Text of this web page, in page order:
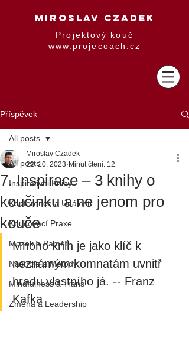
MIROSLAV CZADEK
Projektový kouč
www.projecoach.cz
Příspěvek
All posts
Inspirativni Knihy
Konference a Události
Koučovací Praxe
Mozek a Paměť
Nástroje a Metody
Mindfulness a Trans
Změna a Leadership
All posts
7. Inspirace – 3 knihy o
koučinku a ne jenom pro
kouče
Miroslav Czadek
22. 10. 2023 Minut čtení: 12
Mnoho knih je jako klíč k
neznámým komnatám uvnitř
hradu vlastního já. -- Franz
Kafka